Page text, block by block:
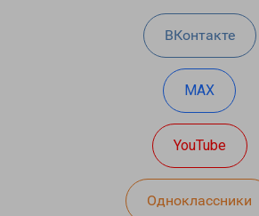
ВКонтакте
MAX
YouTube
Одноклассники